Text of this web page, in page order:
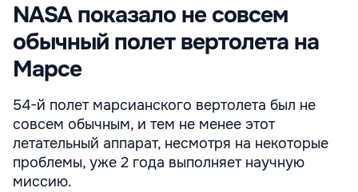
NASA показало не совсем
обычный полет вертолета на
Марсе
54-й полет марсианского вертолета был не
совсем обычным, и тем не менее этот
летательный аппарат, несмотря на некоторые
проблемы, уже 2 года выполняет научную
миссию.